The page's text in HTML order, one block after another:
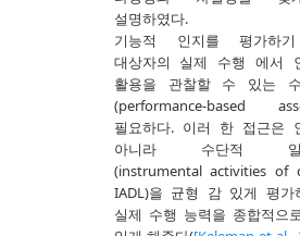
설명하였다.
기능적 인지를 평가하
대상자의 실제 수행 에서
활용을 관찰할 수 있는 수
(performance-based
필요하다. 이러 한 접근은
아니라 수단적 일상
(instrumental activities of
IADL)을 균형 감 있게 평가
실제 수행 능력을 종합적으